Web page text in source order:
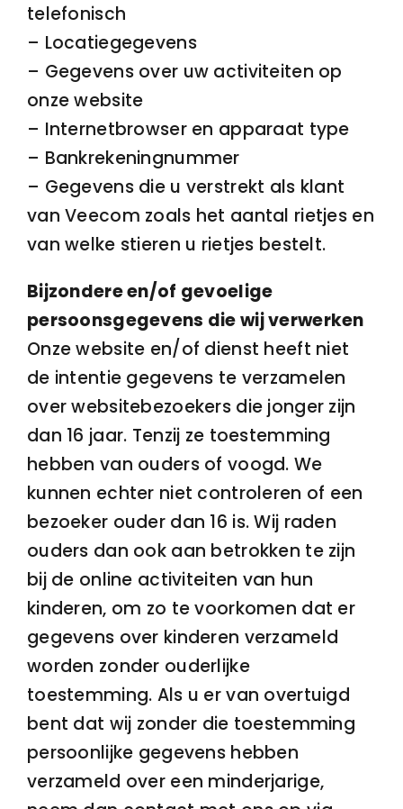
telefonisch
– Locatiegegevens
– Gegevens over uw activiteiten op
onze website
– Internetbrowser en apparaat type
– Bankrekeningnummer
– Gegevens die u verstrekt als klant
van Veecom zoals het aantal rietjes en
van welke stieren u rietjes bestelt.
Bijzondere en/of gevoelige
persoonsgegevens die wij verwerken
Onze website en/of dienst heeft niet
de intentie gegevens te verzamelen
over websitebezoekers die jonger zijn
dan 16 jaar. Tenzij ze toestemming
hebben van ouders of voogd. We
kunnen echter niet controleren of een
bezoeker ouder dan 16 is. Wij raden
ouders dan ook aan betrokken te zijn
bij de online activiteiten van hun
kinderen, om zo te voorkomen dat er
gegevens over kinderen verzameld
worden zonder ouderlijke
toestemming. Als u er van overtuigd
bent dat wij zonder die toestemming
persoonlijke gegevens hebben
verzameld over een minderjarige,